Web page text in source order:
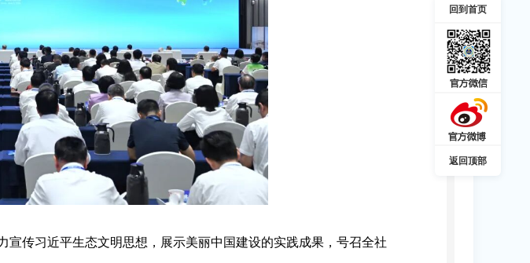
回到首页
返回顶部
传习近平生态文明思想，展示美丽中国建设的实践成果，号召全社